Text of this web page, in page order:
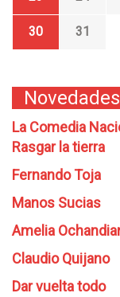
30
31
Novedades
La Comedia
Rasgar la tierra
Fernando Toja
Manos Sucias
Amelia
Claudio Quijano
Dar vuelta todo